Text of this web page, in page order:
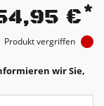
€*
Produkt vergriffen
wir Sie,